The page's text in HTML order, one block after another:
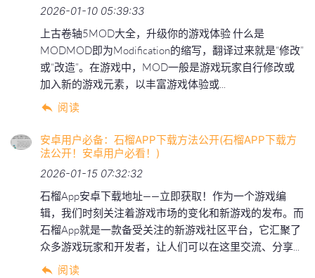
2026-01-10 05:39:33
上古卷轴5MOD大全，升级你的游戏体验 什么是
MODMOD即为Modification的缩写，翻译过来就是“修改”
或“改造”。在游戏中，MOD一般是游戏玩家自行修改或
加入新的游戏元素，以丰富游戏体验或...
阅读
安卓用户必备：石榴APP下载方法公开(石榴APP下载方
法公开！安卓用户必看！)
2026-01-15 07:32:32
石榴App安卓下载地址——立即获取！作为一个游戏编
辑，我们时刻关注着游戏市场的变化和新游戏的发布。而
石榴App就是一款备受关注的新游戏社区平台，它汇聚了
众多游戏玩家和开发者，让人们可以在这里交流、分享...
阅读